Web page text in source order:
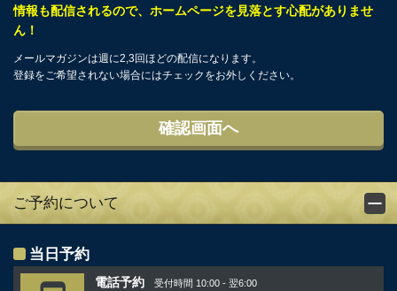
情報も配信されるので、ホームページを見落とす心配がありませ
ん！
メールマガジンは週に2,3回ほどの配信になります。
登録をご希望されない場合にはチェックをお外しください。
ご予約について
当日予約
電話予約 受付時間 10:00 - 翌6:00